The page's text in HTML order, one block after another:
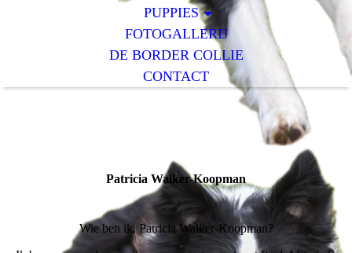
PUPPIES
FOTOGALLERIJ
DE BORDER COLLIE
CONTACT
Patricia Walker-Koopman
Wie ben ik, Patricia Walker-Koopman?